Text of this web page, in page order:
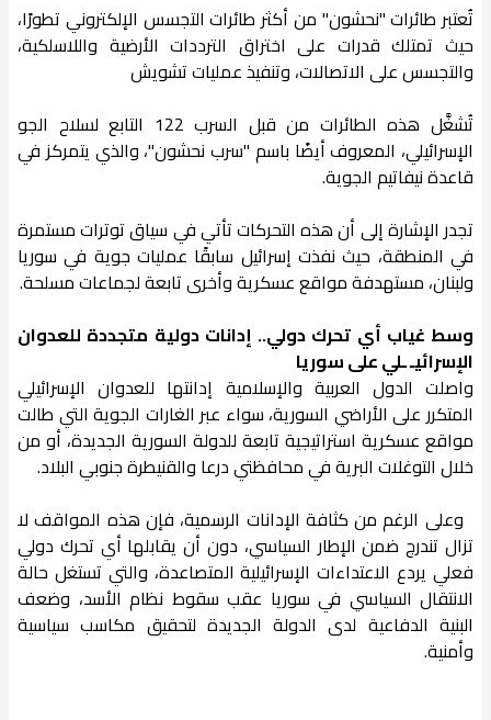
تُعتبر طائرات "نحشون" من أكثر طائرات التجسس الإلكتروني تطورًا،
حيث تمتلك قدرات على اختراق الترددات الأرضية واللاسلكية،
والتجسس على الاتصالات، وتنفيذ عمليات تشويش
تُشغَّل هذه الطائرات من قبل السرب 122 التابع لسلاح الجو
الإسرائيلي، المعروف أيضًا باسم "سرب نحشون"، والذي يتمركز في
قاعدة نيفاتيم الجوية.
تجدر الإشارة إلى أن هذه التحركات تأتي في سياق توترات مستمرة
في المنطقة، حيث نفذت إسرائيل سابقًا عمليات جوية في سوريا
ولبنان، مستهدفة مواقع عسكرية وأخرى تابعة لجماعات مسلحة.
وسط غياب أي تحرك دولي.. إدانات دولية متجددة للعدوان
الإسرائيـ ـلي على سوريا
واصلت الدول العربية والإسلامية إدانتها للعدوان الإسرائيلي
المتكرر على الأراضي السورية، سواء عبر الغارات الجوية التي طالت
مواقع عسكرية استراتيجية تابعة للدولة السورية الجديدة، أو من
خلال التوغلات البرية في محافظتي درعا والقنيطرة جنوبي البلاد.
وعلى الرغم من كثافة الإدانات الرسمية، فإن هذه المواقف لا
تزال تندرج ضمن الإطار السياسي، دون أن يقابلها أي تحرك دولي
فعلي يردع الاعتداءات الإسرائيلية المتصاعدة، والتي تستغل حالة
الانتقال السياسي في سوريا عقب سقوط نظام الأسد، وضعف
البنية الدفاعية لدى الدولة الجديدة لتحقيق مكاسب سياسية
وأمنية.